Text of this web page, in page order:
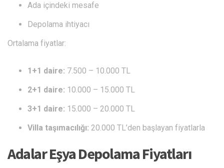
Ada içindeki mesafe
Depolama ihtiyacı
Ortalama fiyatlar:
1+1 daire: 7.500 – 10.000 TL
2+1 daire: 10.000 – 15.000 TL
3+1 daire: 15.000 – 20.000 TL
Villa taşımacılığı: 20.000 TL’den başlayan fiyatlarla
Adalar Eşya Depolama Fiyatları